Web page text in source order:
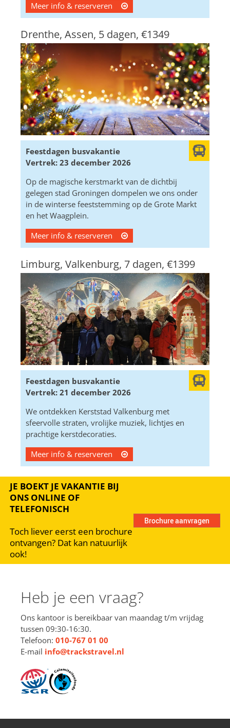
Meer info & reserveren
Drenthe, Assen, 5 dagen, €1349
Feestdagen busvakantie
Vertrek: 23 december 2026
Op de magische kerstmarkt van de dichtbij
gelegen stad Groningen dompelen we ons onder
in de winterse feeststemming op de Grote Markt
en het Waagplein.
Meer info & reserveren
Limburg, Valkenburg, 7 dagen, €1399
Feestdagen busvakantie
Vertrek: 21 december 2026
We ontdekken Kerststad Valkenburg met
sfeervolle straten, vrolijke muziek, lichtjes en
prachtige kerstdecoraties.
Meer info & reserveren
JE BOEKT JE VAKANTIE BIJ
ONS ONLINE OF
TELEFONISCH
Toch liever eerst een brochure
ontvangen? Dat kan natuurlijk
ook!
Heb je een vraag?
Ons kantoor is bereikbaar van maandag t/m vrijdag
tussen 09:30-16:30.
Telefoon: 010-767 01 00
E-mail info@trackstravel.nl